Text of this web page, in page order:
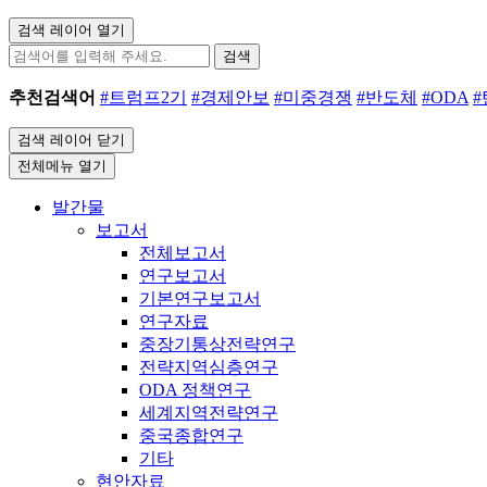
검색 레이어 열기
검색
추천검색어 #트럼프2기 #경제안보 #미중경쟁 #반도체 #ODA #
검색 레이어 닫기
전체메뉴 열기
발간물
보고서
전체보고서
연구보고서
기본연구보고서
연구자료
중장기통상전략연구
전략지역심층연구
ODA 정책연구
세계지역전략연구
중국종합연구
기타
현안자료